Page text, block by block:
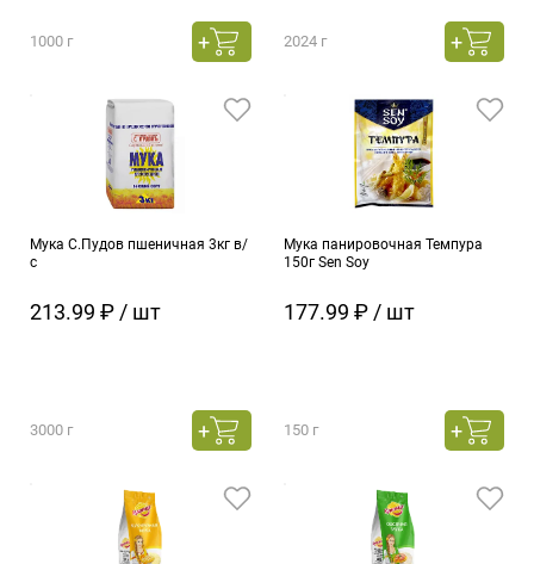
1000 г 2024 г
Мука С.Пудов пшеничная 3кг в/
с
213.99 ₽ / шт
3000 г
Мука панировочная Темпура
150г Sen Soy
177.99 ₽ / шт
150 г